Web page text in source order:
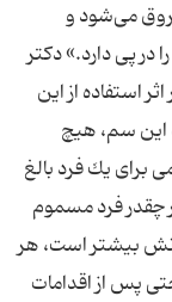
می‌شود و
در پی دارد.» دكتر
استفاده از این
این سم، هیچ
می‌گوید: «نصف یك قرص 3 گرمی برای یك فرد بالغ
چقدر فرد مسموم
بیشتر است، هر
پس از اقدامات